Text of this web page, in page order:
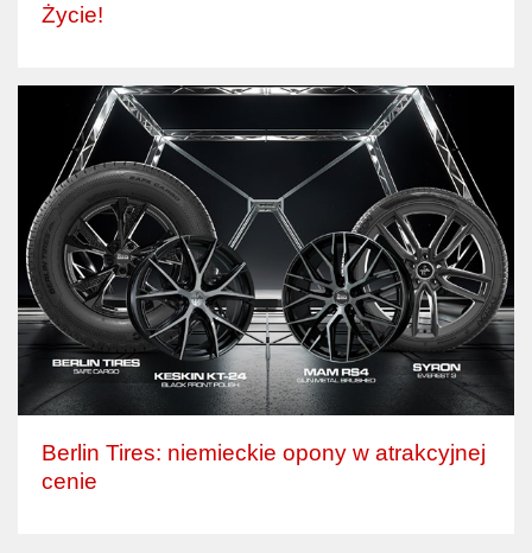
Życie!
Berlin Tires: niemieckie opony w atrakcyjnej
cenie